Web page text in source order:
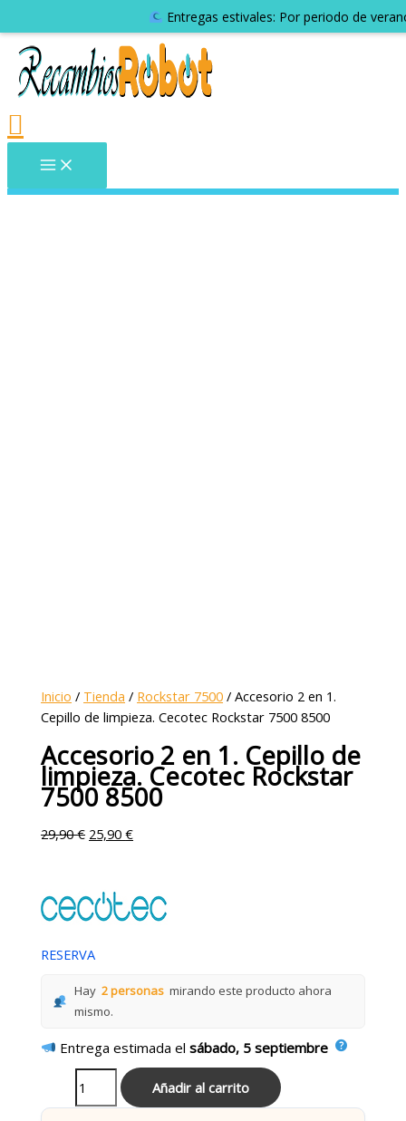
Entregas estivales: Por periodo de
Inicio / Tienda / Rockstar 7500 / Accesorio 2 en 1.
Cepillo de limpieza. Cecotec Rockstar 7500 8500
Accesorio 2 en 1. Cepillo de
limpieza. Cecotec Rockstar
7500 8500
29,90€ 25,90€
RESERVA
Hay 2 personas mirando este producto ahora
mismo.
Entrega estimada elsábado, 5 septiembre
Añadir al carrito